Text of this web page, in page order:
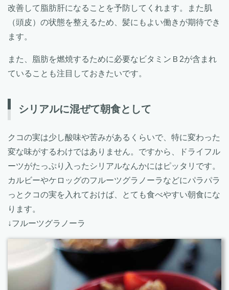
改善して脂肪肝になることを予防してくれます。また肌
（頭皮）の状態を整えるため、髪にもよい働きが期待でき
ます。
また、脂肪を燃焼するために必要なビタミンＢ2が含まれ
ていることも注目しておきたいです。
シリアルに混ぜて朝食として
クコの実は少し酸味や苦みがあるくらいで、特に変わった
変な味がするわけではありません。ですから、ドライフル
ーツがたっぷり入ったシリアルなんかにはピッタリです。
カルビーやケロッグのフルーツグラノーラなどにパラパラ
っとクコの実を入れておけば、とても食べやすい朝食にな
ります。
↓フルーツグラノーラ